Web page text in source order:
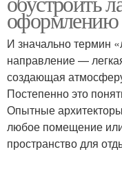
оформлению
И значально термин
направление —
создающая
Постепенно это
Опытные
любое помещение
пространство для